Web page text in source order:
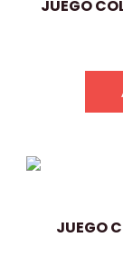
JUEGO
JUEGO